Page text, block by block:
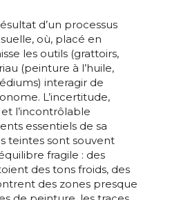
d’un processus
où, placé en
les outils (grattoirs,
(peinture à l’huile,
interagir de
L’incertitude,
et l’incontrôlable
essentiels de sa
teintes sont souvent
fragile : des
des tons froids, des
des zones presque